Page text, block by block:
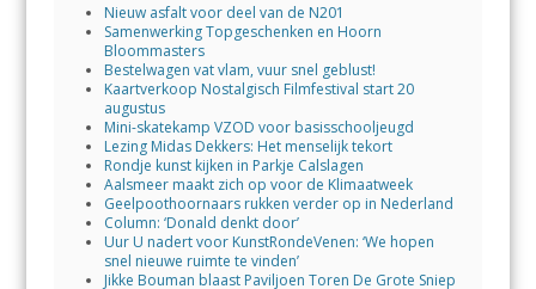
Nieuw asfalt voor deel van de N201
Samenwerking Topgeschenken en Hoorn
Bloommasters
Bestelwagen vat vlam, vuur snel geblust!
Kaartverkoop Nostalgisch Filmfestival start 20
augustus
Mini-skatekamp VZOD voor basisschooljeugd
Lezing Midas Dekkers: Het menselijk tekort
Rondje kunst kijken in Parkje Calslagen
Aalsmeer maakt zich op voor de Klimaatweek
Geelpoothoornaars rukken verder op in Nederland
Column: ‘Donald denkt door’
Uur U nadert voor KunstRondeVenen: ‘We hopen
snel nieuwe ruimte te vinden’
Jikke Bouman blaast Paviljoen Toren De Grote Sniep